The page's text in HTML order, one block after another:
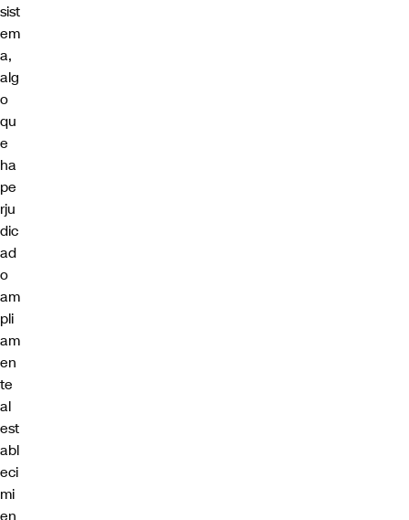
sist
em
a,
alg
o
qu
e
ha
pe
rju
dic
ad
o
am
pli
am
en
te
al
est
abl
eci
mi
en